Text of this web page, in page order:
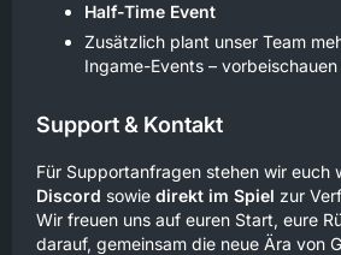
Half-Time Event
Zusätzlich plant unser Team
Ingame-Events –
Support & Kontakt
Für Supportanfragen stehen wir euch
Discord sowie direkt im Spiel zur
Wir freuen uns auf euren Start, eure
darauf, gemeinsam die neue Ära von